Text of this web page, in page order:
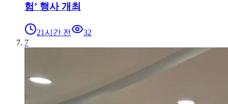
험’ 행사 개최
21시간 전
32
7